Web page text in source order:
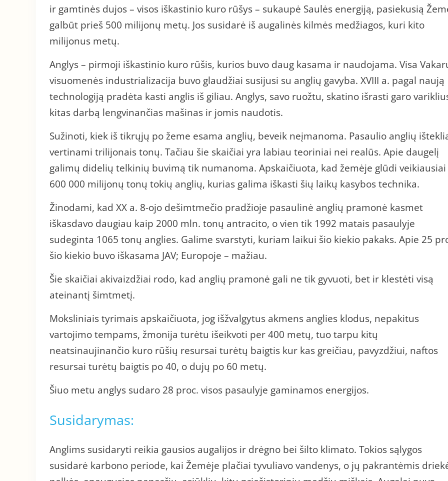
ir gamtinės dujos – visos iškastinio kuro rūšys – sukaupė Saulės energiją, pasiekusią
galbūt prieš 500 milijonų metų. Jos susidarė iš augalinės kilmės medžiagos, kuri kito
milijonus metų.
Anglys – pirmoji iškastinio kuro rūšis, kurios buvo daug kasama ir naudojama. Visa
visuomenės industrializacija buvo glaudžiai susijusi su anglių gavyba. XVIII a. pagal naują
technologiją pradėta kasti anglis iš giliau. Anglys, savo ruožtu, skatino išrasti garo
kitas darbą lengvinančias mašinas ir jomis naudotis.
Sužinoti, kiek iš tikrųjų po žeme esama anglių, beveik neįmanoma. Pasaulio anglių
vertinami trilijonais tonų. Tačiau šie skaičiai yra labiau teoriniai nei realūs. Apie daugelį
galimų didelių telkinių buvimą tik numanoma. Apskaičiuota, kad žemėje glūdi veikiausiai
600 000 milijonų tonų tokių anglių, kurias galima iškasti šių laikų kasybos technika.
Žinodami, kad XX a. 8-ojo dešimtmečio pradžioje pasaulinė anglių pramonė kasmet
iškasdavo daugiau kaip 2000 mln. tonų antracito, o vien tik 1992 matais pasaulyje
sudeginta 1065 tonų anglies. Galime svarstyti, kuriam laikui šio kiekio pakaks. Apie 25
šio kiekio buvo iškasama JAV; Europoje – mažiau.
Šie skaičiai akivaizdžiai rodo, kad anglių pramonė gali ne tik gyvuoti, bet ir klestėti visą
ateinantį šimtmetį.
Moksliniais tyrimais apskaičiuota, jog išžvalgytus akmens anglies klodus, nepakitus
vartojimo tempams, žmonija turėtu išeikvoti per 400 metų, tuo tarpu kitų
neatsinaujinančio kuro rūšių resursai turėtų baigtis kur kas greičiau, pavyzdžiui, naftos
resursai turėtų baigtis po 40, o dujų po 60 metų.
Šiuo metu anglys sudaro 28 proc. visos pasaulyje gaminamos energijos.
Susidarymas:
Anglims susidaryti reikia gausios augalijos ir drėgno bei šilto klimato. Tokios sąlygos
susidarė karbono periode, kai Žemėje plačiai tyvuliavo vandenys, o jų pakrantėmis